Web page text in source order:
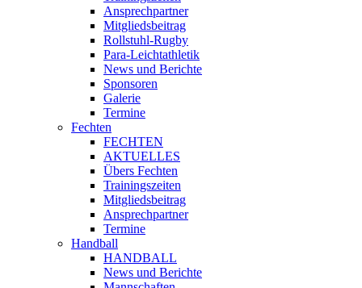
Ansprechpartner
Mitgliedsbeitrag
Rollstuhl-Rugby
Para-Leichtathletik
News und Berichte
Sponsoren
Galerie
Termine
Fechten
FECHTEN
AKTUELLES
Übers Fechten
Trainingszeiten
Mitgliedsbeitrag
Ansprechpartner
Termine
Handball
HANDBALL
News und Berichte